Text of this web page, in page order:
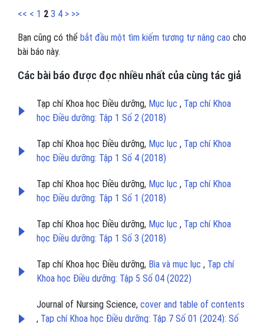
<< < 1 2 3 4 > >>
Bạn cũng có thể bắt đầu một tìm kiếm tương tự nâng cao cho
bài báo này.
Các bài báo được đọc nhiều nhất của cùng tác giả
Tạp chí Khoa học Điều dưỡng, Mục lục , Tạp chí Khoa
học Điều dưỡng: Tập 1 Số 2 (2018)
Tạp chí Khoa học Điều dưỡng, Mục lục , Tạp chí Khoa
học Điều dưỡng: Tập 1 Số 4 (2018)
Tạp chí Khoa học Điều dưỡng, Mục lục , Tạp chí Khoa
học Điều dưỡng: Tập 1 Số 1 (2018)
Tạp chí Khoa học Điều dưỡng, Mục lục , Tạp chí Khoa
học Điều dưỡng: Tập 1 Số 3 (2018)
Tạp chí Khoa học Điều dưỡng, Bìa và mục lục , Tạp chí
Khoa học Điều dưỡng: Tập 5 Số 04 (2022)
Journal of Nursing Science, cover and table of contents
, Tạp chí Khoa học Điều dưỡng: Tập 7 Số 01 (2024): Số